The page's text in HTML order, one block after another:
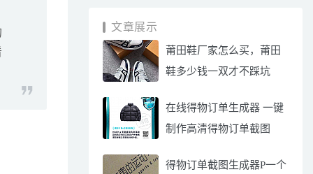
文章展示
莆田鞋厂家怎么买，莆田
鞋多少钱一双才不踩坑
在线得物订单生成器 一键
制作高清得物订单截图
得物订单截图生成器P一个